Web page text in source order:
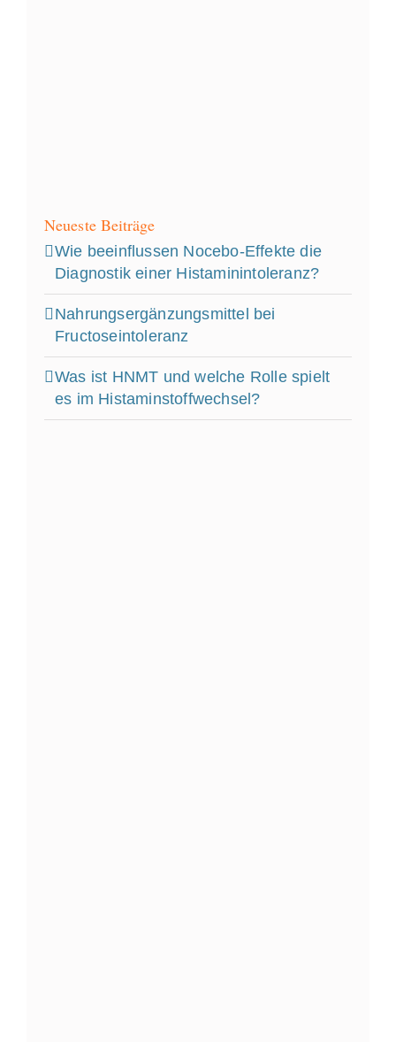
Neueste Beiträge
Wie beeinflussen Nocebo‑Effekte die
Diagnostik einer Histaminintoleranz?
Nahrungsergänzungsmittel bei
Fructoseintoleranz
Was ist HNMT und welche Rolle spielt
es im Histaminstoffwechsel?